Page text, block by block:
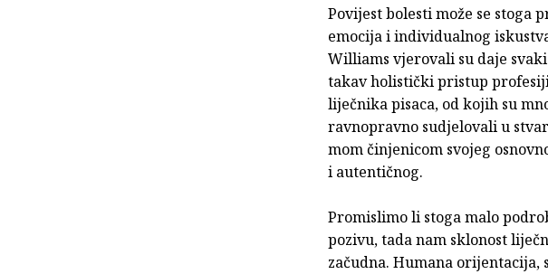
Povijest bolesti može se stoga
emocija i individualnog
Williams vjerovali su daje
takav holistički pristup
liječnika pisaca, od kojih su
ravnopravno sudjelovali u
mom činjenicom svojeg
i autentičnog.
Promislimo li stoga malo
pozivu, tada nam sklonost
začudna. Humana orijentacija,